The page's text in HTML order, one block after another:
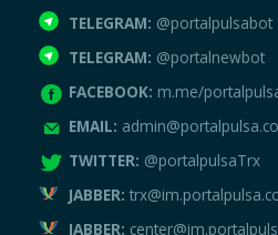
TELEGRAM: @portalpulsabot
TELEGRAM: @portalnewbot
FACEBOOK: m.me/
EMAIL:
TWITTER: @portalpulsaTrx
JABBER:
JABBER: